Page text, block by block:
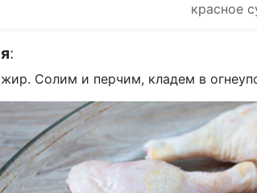
красное
:
Солим и перчим, кладем в